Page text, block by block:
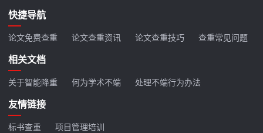
快捷导航
论文免费查重 论文查重资讯 论文查重技巧 查重常见问题
相关文档
关于智能降重 何为学术不端 处理不端行为办法
友情链接
标书查重 项目管理培训